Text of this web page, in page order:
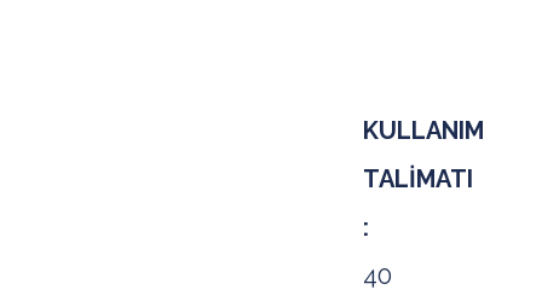
KULLANIM
TALİMATI
:
40